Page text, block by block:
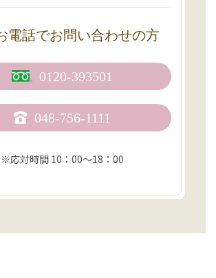
電話でお問い合わせの方
0120-393501
048-756-1111
※応対時間 10：00〜18：00